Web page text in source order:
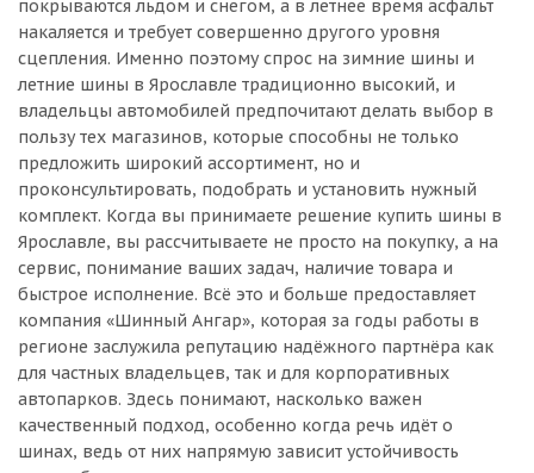
покрываются льдом и снегом, а в летнее время асфальт
накаляется и требует совершенно другого уровня
сцепления. Именно поэтому спрос на зимние шины и
летние шины в Ярославле традиционно высокий, и
владельцы автомобилей предпочитают делать выбор в
пользу тех магазинов, которые способны не только
предложить широкий ассортимент, но и
проконсультировать, подобрать и установить нужный
комплект. Когда вы принимаете решение купить шины в
Ярославле, вы рассчитываете не просто на покупку, а на
сервис, понимание ваших задач, наличие товара и
быстрое исполнение. Всё это и больше предоставляет
компания «Шинный Ангар», которая за годы работы в
регионе заслужила репутацию надёжного партнёра как
для частных владельцев, так и для корпоративных
автопарков. Здесь понимают, насколько важен
качественный подход, особенно когда речь идёт о
шинах, ведь от них напрямую зависит устойчивость